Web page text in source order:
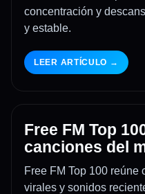
concentración y
y estable.
LEER ARTÍCULO →
Free FM Top
canciones del
Free FM Top 100 reúne
virales y sonidos